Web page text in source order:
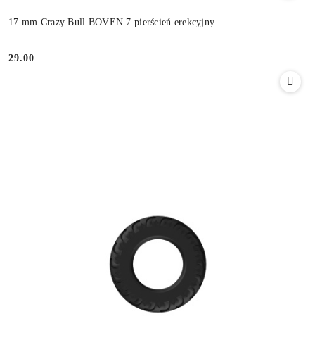
17 mm Crazy Bull BOVEN 7 pierścień erekcyjny
Cena:
29.00